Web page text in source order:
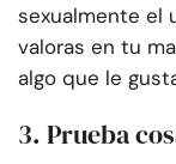
sexualmente el
valoras en tu
algo que le
3. Prueba